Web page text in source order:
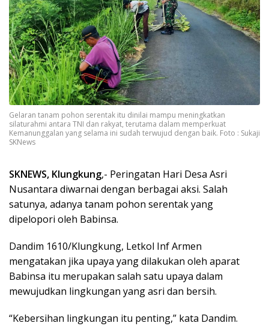
Gelaran tanam pohon serentak itu dinilai mampu meningkatkan
silaturahmi antara TNI dan rakyat, terutama dalam memperkuat
Kemanunggalan yang selama ini sudah terwujud dengan baik. Foto : Sukaji
SKNews
SKNEWS, Klungkung,- Peringatan Hari Desa Asri
Nusantara diwarnai dengan berbagai aksi. Salah
satunya, adanya tanam pohon serentak yang
dipelopori oleh Babinsa.
Dandim 1610/Klungkung, Letkol Inf Armen
mengatakan jika upaya yang dilakukan oleh aparat
Babinsa itu merupakan salah satu upaya dalam
mewujudkan lingkungan yang asri dan bersih.
“Kebersihan lingkungan itu penting,” kata Dandim.